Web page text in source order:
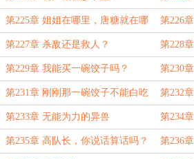
第225章 姐姐在哪里，唐糖就在哪
里
第226
帮忙吗？
第227章 杀敌还是救人？ 第228
笨多了
第229章 我能买一碗饺子吗？ 第230
第231章 刚刚那一碗饺子不能白吃 第232
抽过
第233章 无能为力的异兽 第234
的！
第235章 高队长，你说话算话吗？ 第236